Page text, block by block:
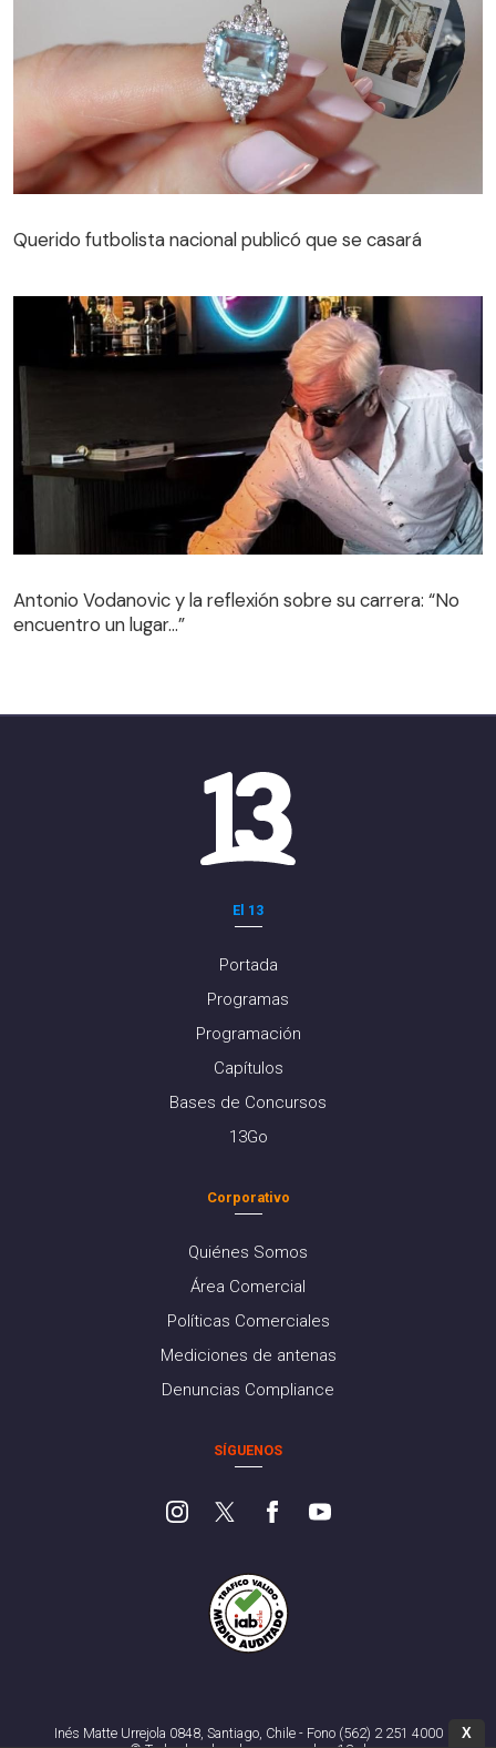
Querido futbolista nacional publicó que se casará
Antonio Vodanovic y la reflexión sobre su carrera: “No
encuentro un lugar…”
El 13
Portada
Programas
Programación
Capítulos
Bases de Concursos
13Go
Corporativo
Quiénes Somos
Área Comercial
Políticas Comerciales
Mediciones de antenas
Denuncias Compliance
SÍGUENOS
Inés Matte Urrejola 0848, Santiago, Chile - Fono (562) 2 251 4000
X